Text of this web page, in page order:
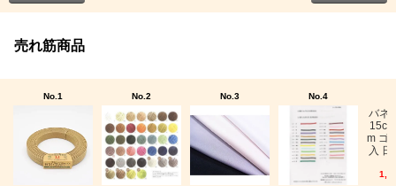
売れ筋商品
No.1 No.2 No.3 No.4
バネ
m ゴ
入